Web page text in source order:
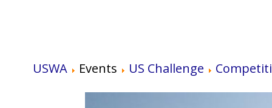
USWA Events US Challenge